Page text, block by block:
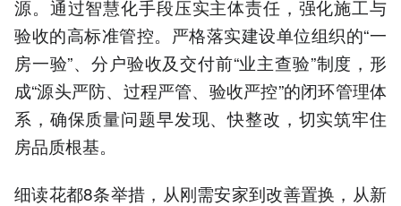
源。通过智慧化手段压实主体责任，强化施工与
验收的高标准管控。严格落实建设单位组织的“一
房一验”、分户验收及交付前“业主查验”制度，形
成“源头严防、过程严管、验收严控”的闭环管理体
系，确保质量问题早发现、快整改，切实筑牢住
房品质根基。
细读花都8条举措，从刚需安家到改善置换，从新